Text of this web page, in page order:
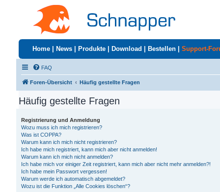
Home News Produkte Download Bestellen Support-
FAQ
Foren-Übersicht Häufig gestellte Fragen
Häufig gestellte Fragen
Registrierung und Anmeldung
Wozu muss ich mich registrieren?
Was ist COPPA?
Warum kann ich mich nicht registrieren?
Ich habe mich registriert, kann mich aber nicht anmelden!
Warum kann ich mich nicht anmelden?
Ich habe mich vor einiger Zeit registriert, kann mich aber nicht mehr anmelden?!
Ich habe mein Passwort vergessen!
Warum werde ich automatisch abgemeldet?
Wozu ist die Funktion „Alle Cookies löschen“?